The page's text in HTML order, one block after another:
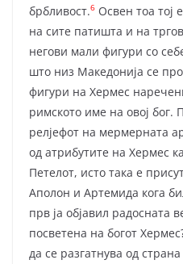
брбливост.6 Освен тоа тој
на сите патишта и на
негови мали фигури со
што низ Македонија се
фигури на Хермес
римското име на овој бог.
релјефот на мермерната
од атрибутите на Хермес
Петелот, исто така е
Аполон и Артемида кога
прв ја објавил радосната
посветена на богот
да се разгатнува од